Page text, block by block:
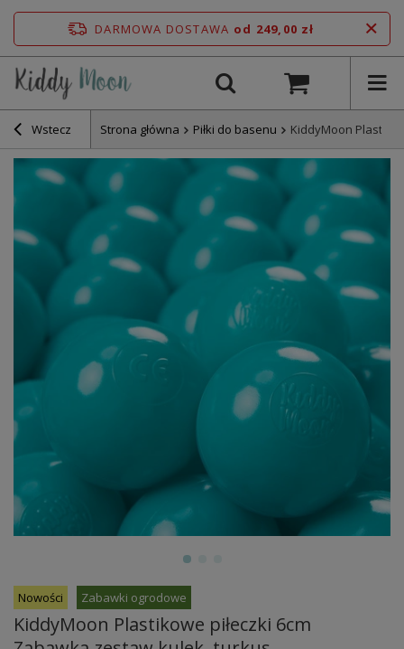
DARMOWA DOSTAWA od 249,00 zł
Wstecz Strona główna Piłki do basenu KiddyMoon
Nowości Zabawki ogrodowe
KiddyMoon Plastikowe piłeczki 6cm